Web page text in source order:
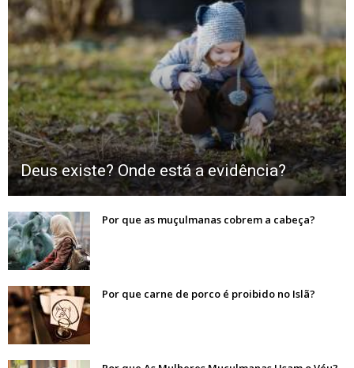
Deus existe? Onde está a evidência?
Por que as muçulmanas cobrem a cabeça?
Por que carne de porco é proibido no Islã?